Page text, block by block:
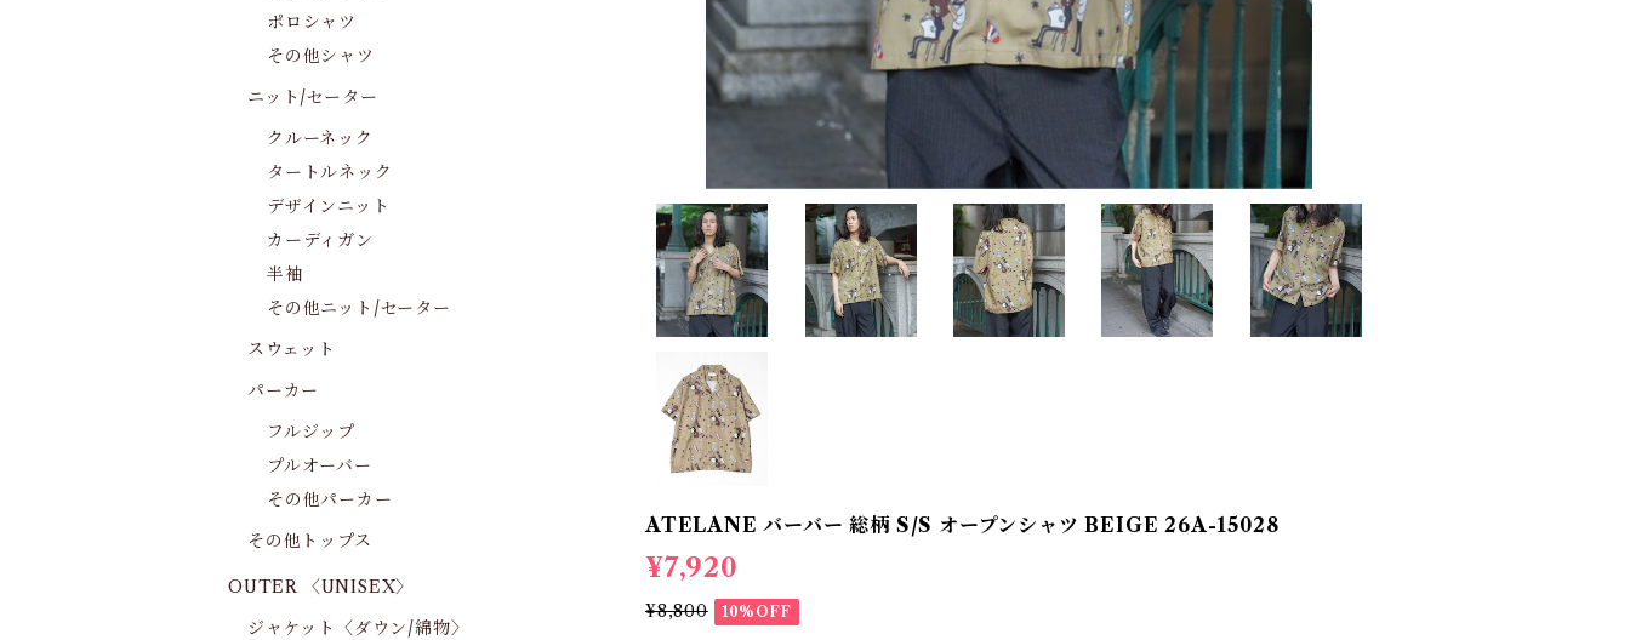
ATELANE バーバー 総柄 S/S オープンシャツ BEIGE 26A-15028
¥7,920
¥8,800 10%OFF
ポロシャツ
その他シャツ
ニット/セーター
クルーネック
タートルネック
デザインニット
カーディガン
半袖
その他ニット/セーター
スウェット
パーカー
フルジップ
プルオーバー
その他パーカー
その他トップス
OUTER 〈UNISEX〉
ジャケット〈ダウン/綿物〉